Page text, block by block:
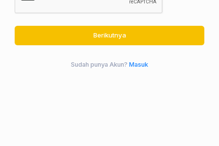
Berikutnya
Sudah punya Akun? Masuk